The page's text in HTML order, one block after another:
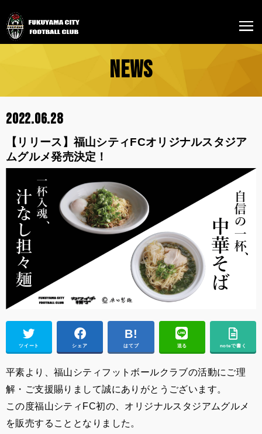
NEWS
2022.06.28
【リリース】福山シティFCオリジナルスタジア
ムグルメ発売決定！
ツイート シェア はてブ 送る noteで書く
平素より、福山シティフットボールクラブの活動にご理
解・ご支援賜りまして誠にありがとうございます。
この度福山シティFC初の、オリジナルスタジアムグルメ
を販売することとなりました。